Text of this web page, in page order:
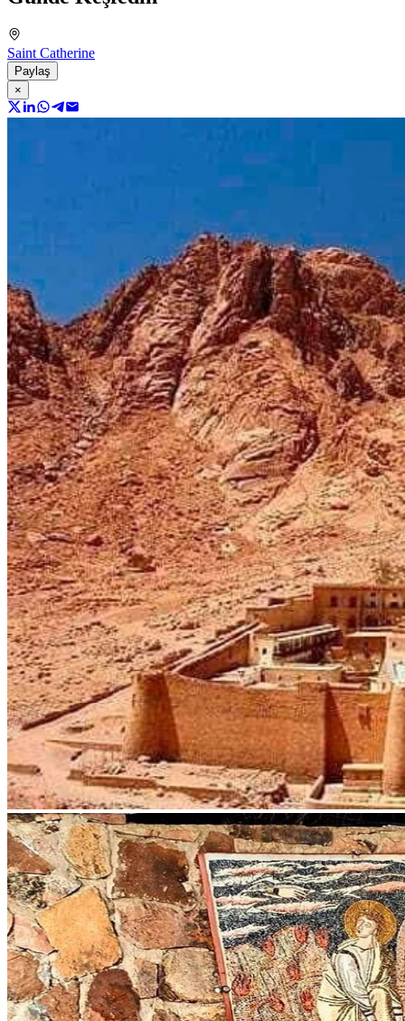
Saint Catherine
Paylaş
×